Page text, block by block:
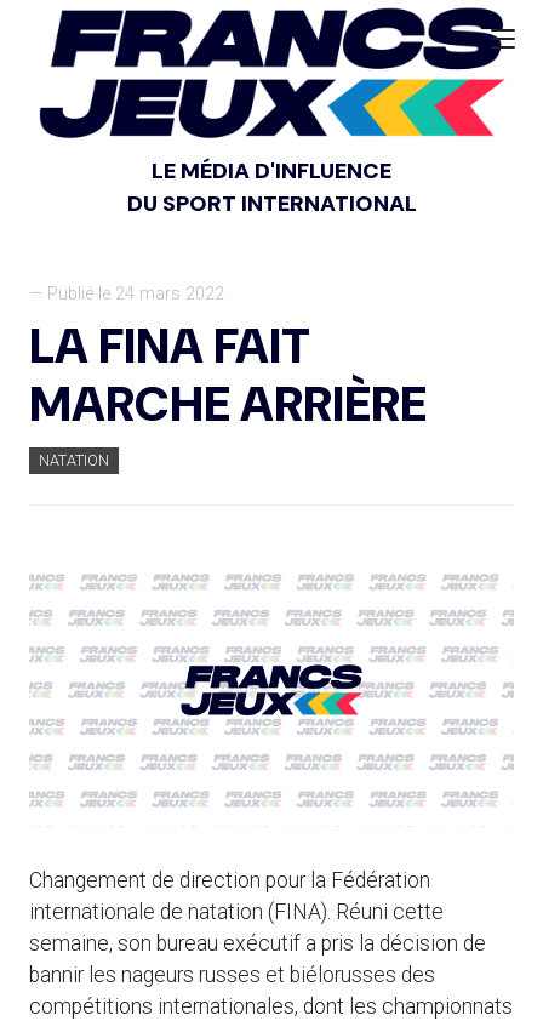
LE MÉDIA D'INFLUENCE
DU SPORT INTERNATIONAL
— Publié le 24 mars 2022
LA FINA FAIT
MARCHE ARRIÈRE
NATATION
Changement de direction pour la Fédération
internationale de natation (FINA). Réuni cette
semaine, son bureau exécutif a pris la décision de
bannir les nageurs russes et biélorusses des
compétitions internationales, dont les championnats